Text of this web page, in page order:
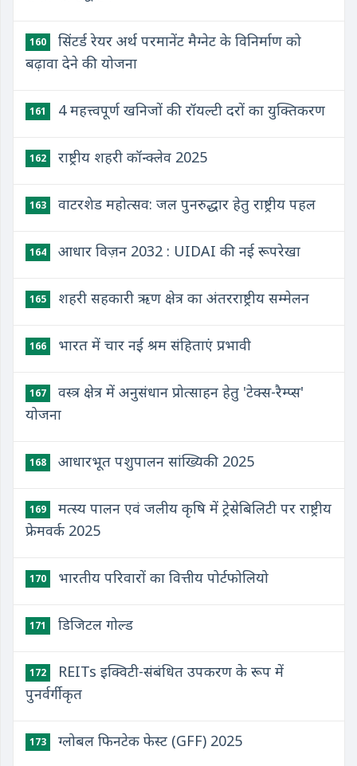
160
सिंटर्ड रेयर अर्थ परमानेंट मैग्नेट के विनिर्माण को
बढ़ावा देने की योजना
161 4 महत्त्वपूर्ण खनिजों की रॉयल्टी दरों का युक्तिकरण
162 राष्ट्रीय शहरी कॉन्क्लेव 2025
163 वाटरशेड महोत्सव: जल पुनरुद्धार हेतु राष्ट्रीय पहल
164 आधार विज़न 2032 : UIDAI की नई रूपरेखा
165 शहरी सहकारी ऋण क्षेत्र का अंतरराष्ट्रीय सम्मेलन
166 भारत में चार नई श्रम संहिताएं प्रभावी
167
वस्त्र क्षेत्र में अनुसंधान प्रोत्साहन हेतु 'टेक्स-रैम्प्स'
योजना
168 आधारभूत पशुपालन सांख्यिकी 2025
169
मत्स्य पालन एवं जलीय कृषि में ट्रेसेबिलिटी पर राष्ट्रीय
फ्रेमवर्क 2025
170 भारतीय परिवारों का वित्तीय पोर्टफोलियो
171 डिजिटल गोल्ड
172
REITs इक्विटी-संबंधित उपकरण के रूप में
पुनर्वर्गीकृत
173 ग्लोबल फिनटेक फेस्ट (GFF) 2025